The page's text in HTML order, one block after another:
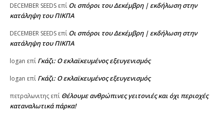
DECEMBER SEEDS επί Οι σπόροι του Δεκέμβρη | εκδήλωση στην
κατάληψη του ΠΙΚΠΑ
DECEMBER SEEDS επί Οι σπόροι του Δεκέμβρη | εκδήλωση στην
κατάληψη του ΠΙΚΠΑ
logan επί Γκάζι: Ο εκλαϊκευμένος εξευγενισμός
logan επί Γκάζι: Ο εκλαϊκευμένος εξευγενισμός
πετραλωνιτης επί Θέλουμε ανθρώπινες γειτονιές και όχι περιοχές
καταναλωτικά πάρκα!